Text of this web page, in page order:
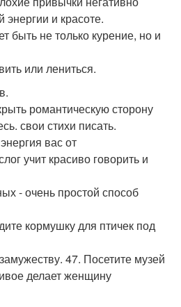
и красоте.
быть не только курение, но и
или лениться.
романтическую сторону
свои стихи писать.
вас от
учит красиво говорить и
- очень простой способ
кормушку для птичек под
47. Посетите музей
делает женщину